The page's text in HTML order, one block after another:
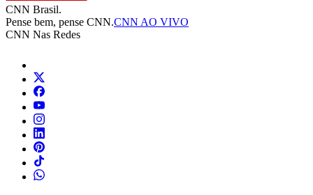
CNN Brasil.
Pense bem, pense CNN.CNN AO VIVO
CNN Nas Redes